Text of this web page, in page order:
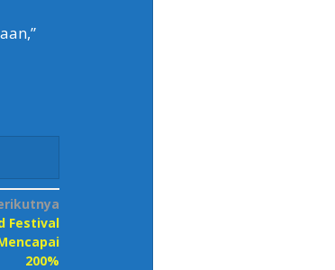
Festival
200%